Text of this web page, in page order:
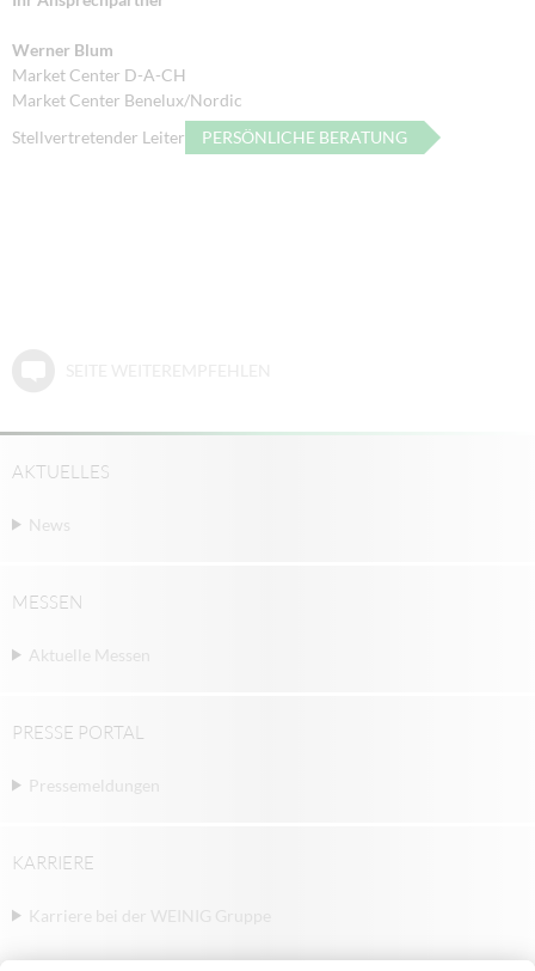
Werner Blum
Market Center D-A-CH
Market Center Benelux/Nordic
Stellvertretender Leiter
PERSÖNLICHE BERATUNG
AKTUELLES
News
MESSEN
Aktuelle Messen
PRESSE PORTAL
Pressemeldungen
KARRIERE
Karriere bei der WEINIG Gruppe